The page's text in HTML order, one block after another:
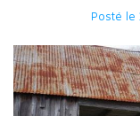
Posté le